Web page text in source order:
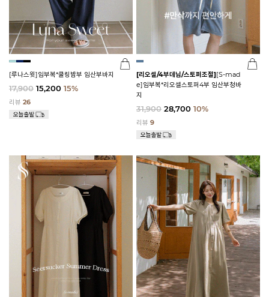
[루나스윗]임부복*쿨링밤부 임산부바지
17,900 15,200 15%
리뷰 26
[리오셀/4부데님/스토퍼조절][S-mad
e]임부복*리오셀스토퍼4부 임산부청바
지
31,900 28,700 10%
리뷰 9